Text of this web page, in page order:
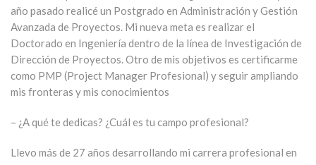
año pasado realicé un Postgrado en Administración y Gestión
Avanzada de Proyectos. Mi nueva meta es realizar el
Doctorado en Ingeniería dentro de la línea de Investigación de
Dirección de Proyectos. Otro de mis objetivos es certificarme
como PMP (Project Manager Profesional) y seguir ampliando
mis fronteras y mis conocimientos
– ¿A qué te dedicas? ¿Cuál es tu campo profesional?
Llevo más de 27 años desarrollando mi carrera profesional en